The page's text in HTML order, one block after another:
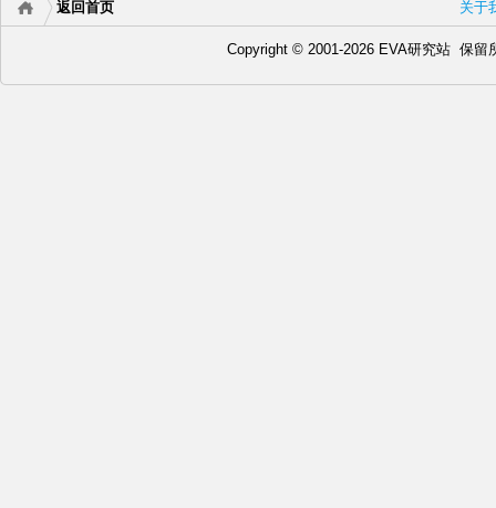
关于
返回首页
Copyright © 2001-2026 EVA研究站 保